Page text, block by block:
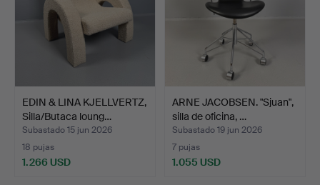
EDIN & LINA KJELLVERTZ,
Silla/Butaca loung…
Subastado 15 jun 2026
18 pujas
1.266 USD
ARNE JACOBSEN. "Sjuan",
silla de oficina, …
Subastado 19 jun 2026
7 pujas
1.055 USD